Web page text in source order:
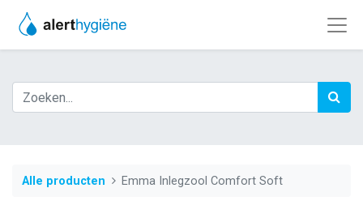
Alle producten Emma Inlegzool Comfort Soft